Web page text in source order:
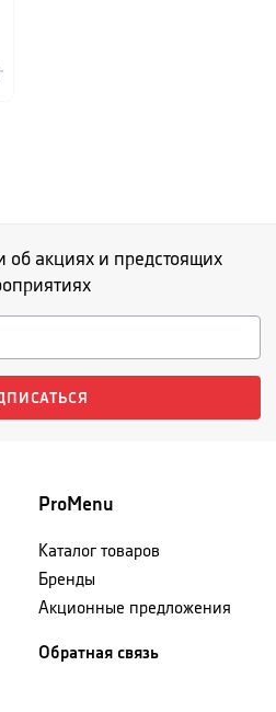
об акциях и предстоящих
ProMenu
Каталог товаров
Бренды
Акционные предложения
Обратная связь